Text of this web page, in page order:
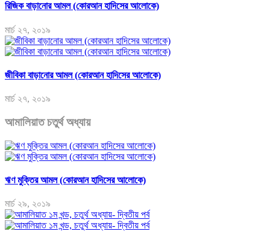
রিজিক বাড়ানোর আমল (কোরআন হাদিসের আলোকে)
মার্চ ২৭, ২০১৯
জীবিকা বাড়ানোর আমল (কোরআন হাদিসের আলোকে)
মার্চ ২৭, ২০১৯
আমালিয়াত চতুর্থ অধ্যায়
ঋণ মুক্তির আমল (কোরআন হাদিসের আলোকে)
মার্চ ২৯, ২০১৯